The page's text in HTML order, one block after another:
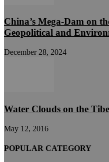
China’s Mega-Dam on
Geopolitical and
December 28, 2024
Water Clouds on the
May 12, 2016
POPULAR CATEGORY